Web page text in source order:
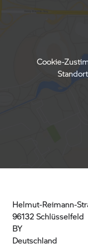
Cookie-
Helmut-Reimann-
96132 Schlüsselfeld
BY
Deutschland